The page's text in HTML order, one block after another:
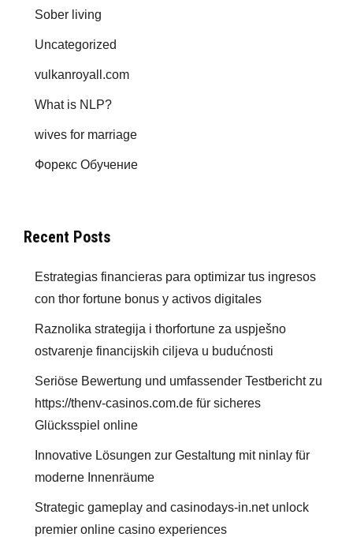
Sober living
Uncategorized
vulkanroyall.com
What is NLP?
wives for marriage
Форекс Обучение
Recent Posts
Estrategias financieras para optimizar tus ingresos
con thor fortune bonus y activos digitales
Raznolika strategija i thorfortune za uspješno
ostvarenje financijskih ciljeva u budućnosti
Seriöse Bewertung und umfassender Testbericht zu
https://thenv-casinos.com.de für sicheres
Glücksspiel online
Innovative Lösungen zur Gestaltung mit ninlay für
moderne Innenräume
Strategic gameplay and casinodays-in.net unlock
premier online casino experiences